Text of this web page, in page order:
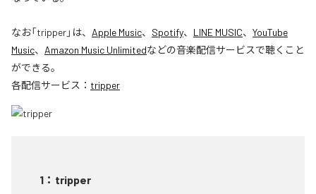
なお「tripper」は、 Apple Music、 Spotify、 LINE MUSIC、 YouTube
Music、 Amazon Music Unlimitedなどの音楽配信サービスで聴くこと
ができる。
各配信サービス： tripper
1 ： tripper